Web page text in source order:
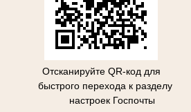
Отсканируйте QR-код для
быстрого перехода к разделу
настроек Госпочты